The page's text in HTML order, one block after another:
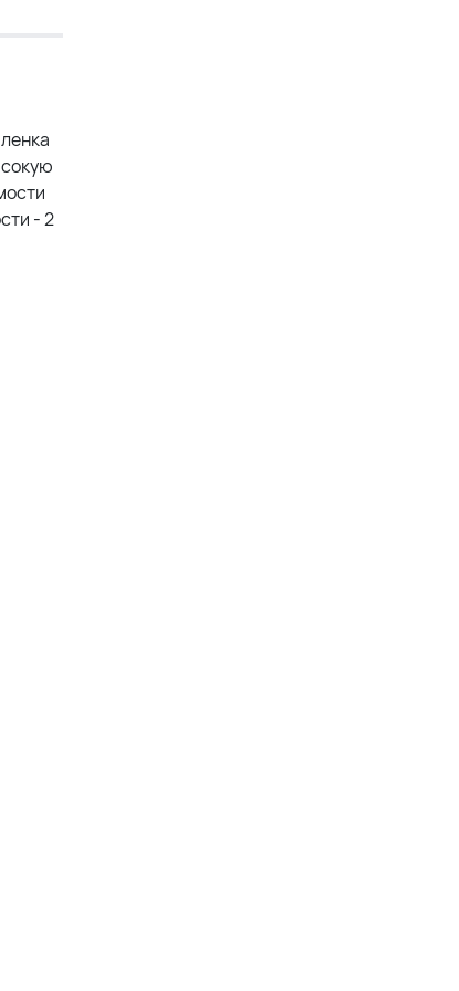
- 2